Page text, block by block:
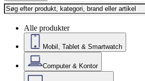
Alle produkter
Mobil, Tablet & Smartwatch
Computer & Kontor